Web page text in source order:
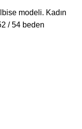
modeli. Kadın
/ 54 beden